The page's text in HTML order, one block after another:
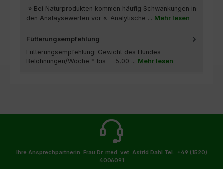
» Bei Naturprodukten kommen häufig Schwankungen in
den Analaysewerten vor « Analytische ... Mehr lesen
Fütterungsempfehlung
Fütterungsempfehlung: Gewicht des Hundes
Belohnungen/Woche * bis 5,00 ... Mehr lesen
Ihre Ansprechpartnerin: Frau Dr. med. vet. Astrid Dahl Tel.: +49 (1520)
4006091